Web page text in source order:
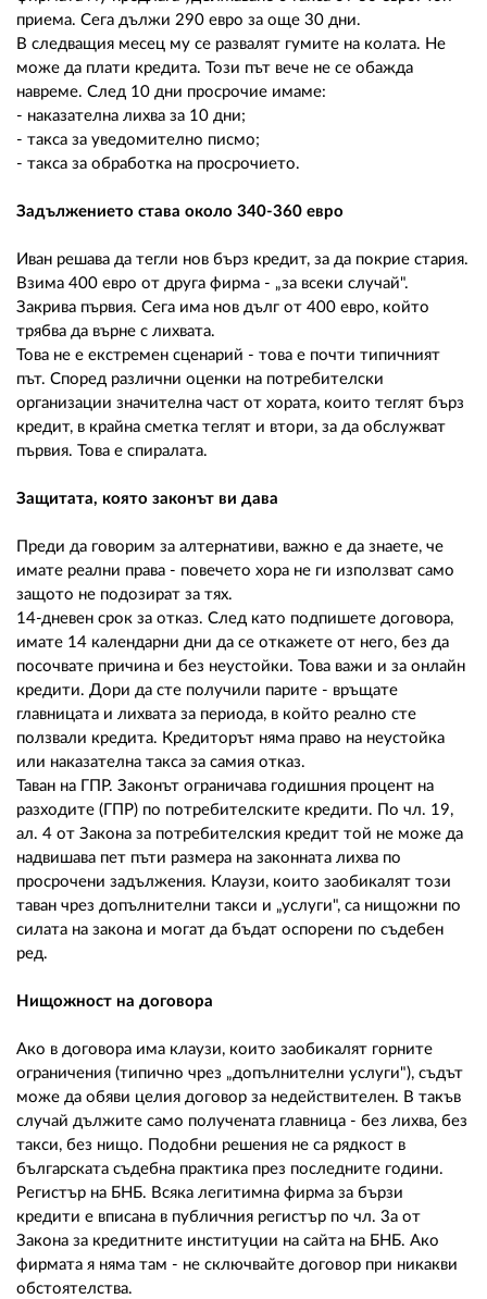
приема. Сега дължи 290 евро за още 30 дни.
В следващия месец му се развалят гумите на колата. Не
може да плати кредита. Този път вече не се обажда
навреме. След 10 дни просрочие имаме:
- наказателна лихва за 10 дни;
- такса за уведомително писмо;
- такса за обработка на просрочието.
Задължението става около 340-360 евро
Иван решава да тегли нов бърз кредит, за да покрие стария.
Взима 400 евро от друга фирма - „за всеки случай".
Закрива първия. Сега има нов дълг от 400 евро, който
трябва да върне с лихвата.
Това не е екстремен сценарий - това е почти типичният
път. Според различни оценки на потребителски
организации значителна част от хората, които теглят бърз
кредит, в крайна сметка теглят и втори, за да обслужват
първия. Това е спиралата.
Защитата, която законът ви дава
Преди да говорим за алтернативи, важно е да знаете, че
имате реални права - повечето хора не ги използват само
защото не подозират за тях.
14-дневен срок за отказ. След като подпишете договора,
имате 14 календарни дни да се откажете от него, без да
посочвате причина и без неустойки. Това важи и за онлайн
кредити. Дори да сте получили парите - връщате
главницата и лихвата за периода, в който реално сте
ползвали кредита. Кредиторът няма право на неустойка
или наказателна такса за самия отказ.
Таван на ГПР. Законът ограничава годишния процент на
разходите (ГПР) по потребителските кредити. По чл. 19,
ал. 4 от Закона за потребителския кредит той не може да
надвишава пет пъти размера на законната лихва по
просрочени задължения. Клаузи, които заобикалят този
таван чрез допълнителни такси и „услуги", са нищожни по
силата на закона и могат да бъдат оспорени по съдебен
ред.
Нищожност на договора
Ако в договора има клаузи, които заобикалят горните
ограничения (типично чрез „допълнителни услуги"), съдът
може да обяви целия договор за недействителен. В такъв
случай дължите само получената главница - без лихва, без
такси, без нищо. Подобни решения не са рядкост в
българската съдебна практика през последните години.
Регистър на БНБ. Всяка легитимна фирма за бързи
кредити е вписана в публичния регистър по чл. 3а от
Закона за кредитните институции на сайта на БНБ. Ако
фирмата я няма там - не сключвайте договор при никакви
обстоятелства.